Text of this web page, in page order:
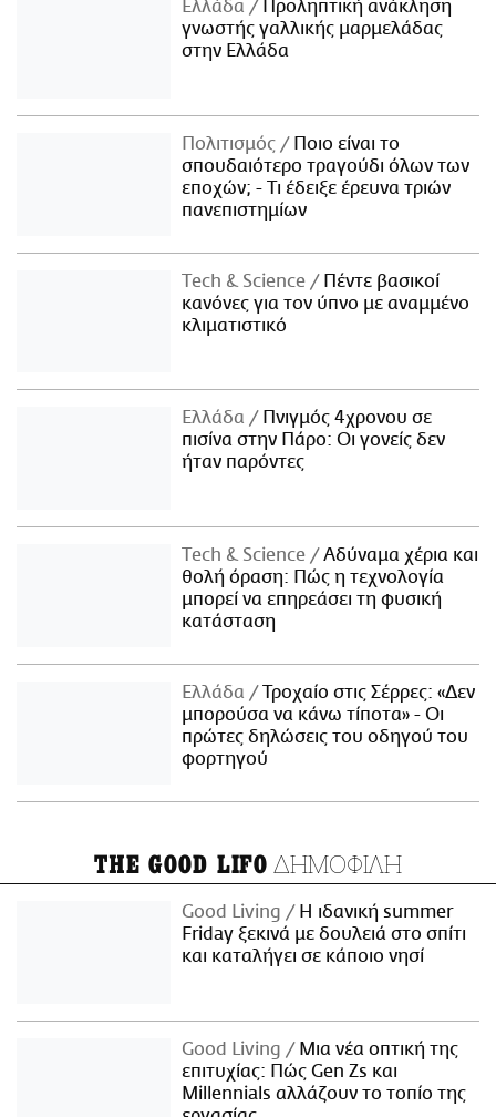
Ελλάδα
Προληπτική ανάκληση
γνωστής γαλλικής μαρμελάδας
στην Ελλάδα
Πολιτισμός
Ποιο είναι το
σπουδαιότερο τραγούδι όλων των
εποχών; - Τι έδειξε έρευνα τριών
πανεπιστημίων
Τech & Science
Πέντε βασικοί
κανόνες για τον ύπνο με αναμμένο
κλιματιστικό
Ελλάδα
Πνιγμός 4χρονου σε
πισίνα στην Πάρο: Οι γονείς δεν
ήταν παρόντες
Τech & Science
Αδύναμα χέρια και
θολή όραση: Πώς η τεχνολογία
μπορεί να επηρεάσει τη φυσική
κατάσταση
Ελλάδα
Τροχαίο στις Σέρρες: «Δεν
μπορούσα να κάνω τίποτα» - Οι
πρώτες δηλώσεις του οδηγού του
φορτηγού
THE GOOD LIFO ΔΗΜΟΦΙΛΗ
Good Living
Η ιδανική summer
Friday ξεκινά με δουλειά στο σπίτι
και καταλήγει σε κάποιο νησί
Good Living
Μια νέα οπτική της
επιτυχίας: Πώς Gen Zs και
Millennials αλλάζουν το τοπίο της